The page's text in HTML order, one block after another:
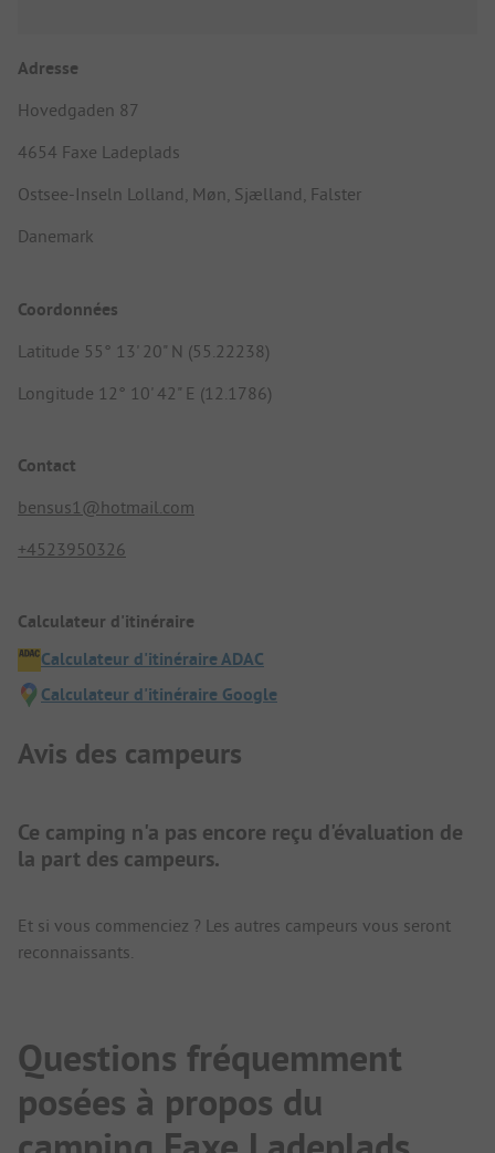
Adresse
Hovedgaden 87
4654 Faxe Ladeplads
Ostsee-Inseln Lolland, Møn, Sjælland, Falster
Danemark
Coordonnées
Latitude 55° 13' 20" N (55.22238)
Longitude 12° 10' 42" E (12.1786)
Contact
bensus1@hotmail.com
+4523950326
Calculateur d'itinéraire
Calculateur d'itinéraire ADAC
Calculateur d'itinéraire Google
Avis des campeurs
Ce camping n'a pas encore reçu d'évaluation de
la part des campeurs.
Et si vous commenciez ? Les autres campeurs vous seront
reconnaissants.
Questions fréquemment
posées à propos du